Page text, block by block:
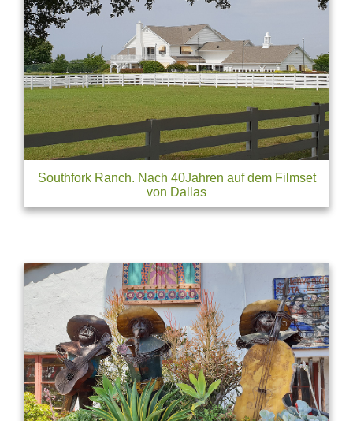
Southfork Ranch. Nach 40Jahren auf dem Filmset
von Dallas